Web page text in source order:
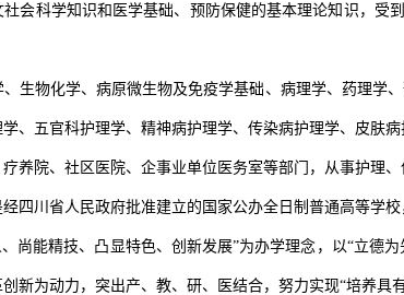
社会科学知识和医学基础、预防保健的基本理论知识，
生物化学、病原微生物及免疫学基础、病理学、药理学
、五官科护理学、精神病护理学、传染病护理学、皮肤
养院、社区医院、企事业单位医务室等部门，从事护理、
四川省人民政府批准建立的国家公办全日制普通高等学
尚能精技、凸显特色、创新发展”为办学理念，以“立
新为动力，突出产、教、研、医结合，努力实现“培养具